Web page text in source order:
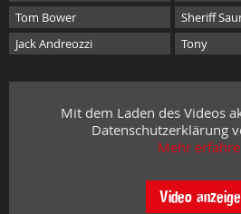
Tom Bower
Sheriff
Jack Andreozzi
Tony
Mit dem Laden des Videos
Datenschutzerklärung
Mehr
Video